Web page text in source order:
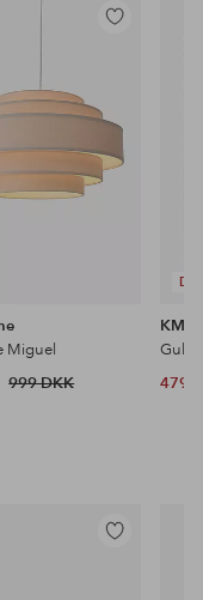
Tilføj
Miguel
999 DKK
KM
479
Tilføj